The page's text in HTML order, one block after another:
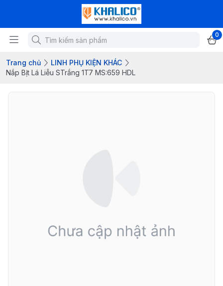
0
Trang chủ
LINH PHỤ KIỆN KHÁC
Nắp Bịt Lá Liễu STrắng 1T7 MS:659 HDL